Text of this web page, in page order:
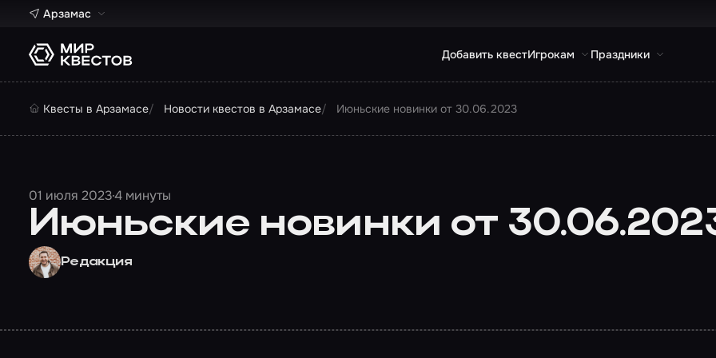
Арзамас
Добавить квестИгрокам Праздники
Квесты в Арзамасе Новости квестов в Арзамасе Июньские новинки от 30.06.2023
01 июля 20234 минуты
Июньские новинки от
Редакция